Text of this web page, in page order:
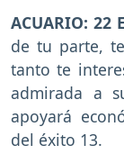
ACUARIO: 22
de tu parte,
tanto te
admirada a
apoyará
del éxito 13.